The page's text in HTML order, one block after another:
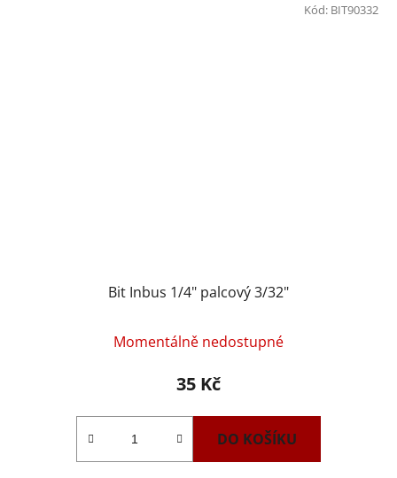
Bit Inbus 1/4" palcový 3/32"
Momentálně nedostupné
35 Kč
DO KOŠÍKU
Kód: BIT90332